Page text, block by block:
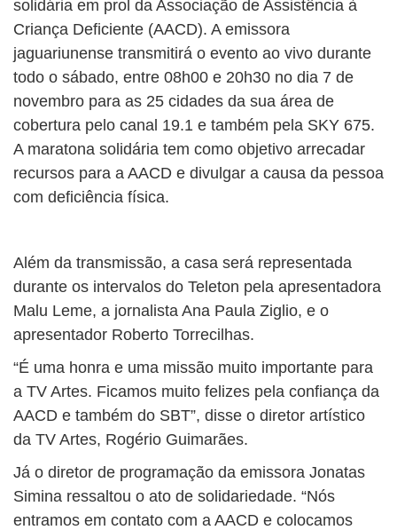
solidária em prol da Associação de Assistência à
Criança Deficiente (AACD). A emissora
jaguariunense transmitirá o evento ao vivo durante
todo o sábado, entre 08h00 e 20h30 no dia 7 de
novembro para as 25 cidades da sua área de
cobertura pelo canal 19.1 e também pela SKY 675.
A maratona solidária tem como objetivo arrecadar
recursos para a AACD e divulgar a causa da pessoa
com deficiência física.
Além da transmissão, a casa será representada
durante os intervalos do Teleton pela apresentadora
Malu Leme, a jornalista Ana Paula Ziglio, e o
apresentador Roberto Torrecilhas.
“É uma honra e uma missão muito importante para
a TV Artes. Ficamos muito felizes pela confiança da
AACD e também do SBT”, disse o diretor artístico
da TV Artes, Rogério Guimarães.
Já o diretor de programação da emissora Jonatas
Simina ressaltou o ato de solidariedade. “Nós
entramos em contato com a AACD e colocamos